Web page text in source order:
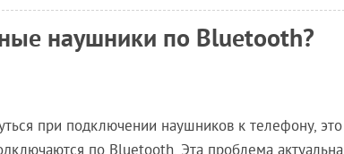
наушники по Bluetooth?
при подключении наушников к телефону, это